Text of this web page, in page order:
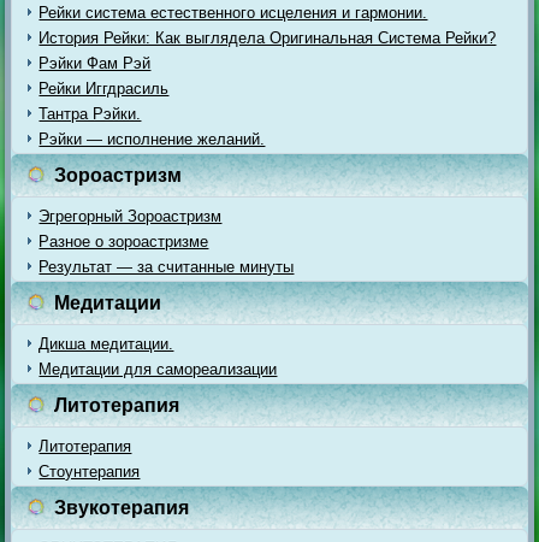
Рейки система естественного исцеления и гармонии.
История Рейки: Как выглядела Оригинальная Система Рейки?
Рэйки Фам Рэй
Рейки Иггдрасиль
Тантра Рэйки.
Рэйки — исполнение желаний.
Зороастризм
Эгрегорный Зороастризм
Разное о зороастризме
Результат — за считанные минуты
Медитации
Дикша медитации.
Медитации для самореализации
Литотерапия
Литотерапия
Стоунтерапия
Звукотерапия